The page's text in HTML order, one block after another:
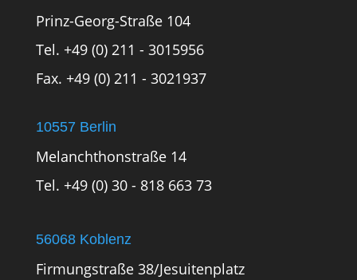
Prinz-Georg-Straße 104
Tel. +49 (0) 211 - 3015956
Fax. +49 (0) 211 - 3021937
10557 Berlin
Melanchthonstraße 14
Tel. +49 (0) 30 - 818 663 73
56068 Koblenz
Firmungstraße 38/Jesuitenplatz